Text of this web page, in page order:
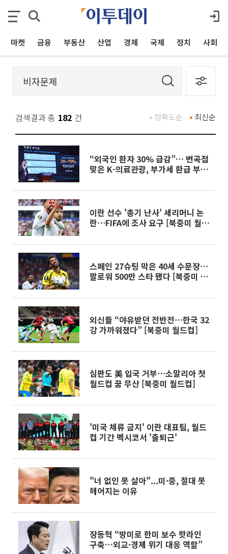
마켓 금융 부동산 산업 경제 국제 정치 사회
검색결과 총 182 건 최신순
정확도순
“외국인 환자 30% 급감”… 변곡점
맞은 K-의료관광, 부가세 환급 부활
관광정책 포럼]
이란 선수 '총기 난사' 세리머니 논
란⋯FIFA에 조사 요구 [북중미 월드
스페인 27슈팅 막은 40세 수문장⋯
팔로워 500만 스타 됐다 [북중미 월
외신들 “야유받던 전반전⋯한국 32
강 가까워졌다” [북중미 월드컵]
심판도 美 입국 거부⋯소말리아 첫
월드컵 꿈 무산 [북중미 월드컵]
'미국 체류 금지' 이란 대표팀, 월드
컵 기간 멕시코서 '출퇴근'
"너 없인 못 살아"...미·중, 절대 못
헤어지는 이유
장동혁 “방미로 한미 보수 핫라인
구축…외교·경제 위기 대응 역할”